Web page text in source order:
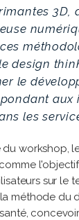
3D,
design
le
aux
les
du workshop,
sur le
méthode du